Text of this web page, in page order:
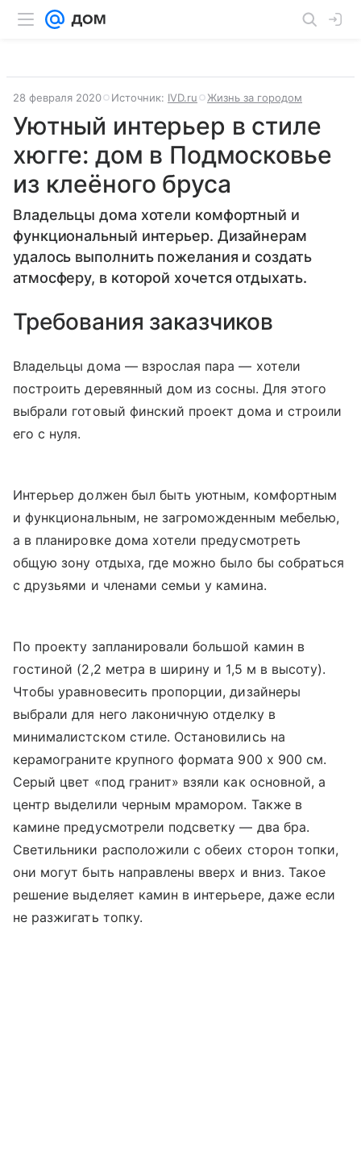
28 февраля 2020 Источник: IVD.ru Жизнь за городом
Уютный интерьер в стиле
хюгге: дом в Подмосковье
из клеёного бруса
Владельцы дома хотели комфортный и
функциональный интерьер. Дизайнерам
удалось выполнить пожелания и создать
атмосферу, в которой хочется отдыхать.
Требования заказчиков
Владельцы дома — взрослая пара — хотели
построить деревянный дом из сосны. Для этого
выбрали готовый финский проект дома и строили
его с нуля.
Интерьер должен был быть уютным, комфортным
и функциональным, не загроможденным мебелью,
а в планировке дома хотели предусмотреть
общую зону отдыха, где можно было бы собраться
с друзьями и членами семьи у камина.
По проекту запланировали большой камин в
гостиной (2,2 метра в ширину и 1,5 м в высоту).
Чтобы уравновесить пропорции, дизайнеры
выбрали для него лаконичную отделку в
минималистском стиле. Остановились на
керамограните крупного формата 900 х 900 см.
Серый цвет «под гранит» взяли как основной, а
центр выделили черным мрамором. Также в
камине предусмотрели подсветку — два бра.
Светильники расположили с обеих сторон топки,
они могут быть направлены вверх и вниз. Такое
решение выделяет камин в интерьере, даже если
не разжигать топку.